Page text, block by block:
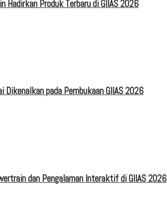
Hadirkan Produk Terbaru di GIIAS 2026
Dikenalkan pada Pembukaan GIIAS 2026
dan Pengalaman Interaktif di GIIAS 2026